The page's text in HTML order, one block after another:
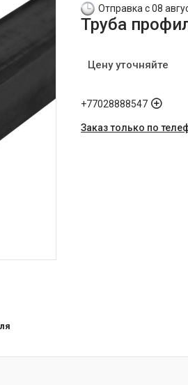
Отправка с 08
Труба
Цену уточняйте
+77028888547
Заказ только по